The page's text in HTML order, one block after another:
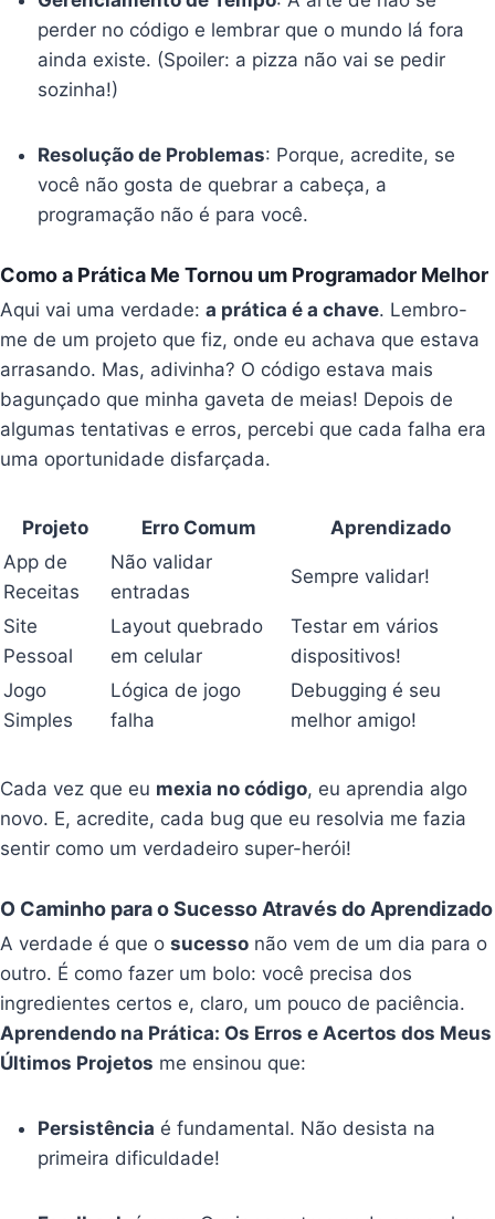
perder no código e lembrar que o mundo lá fora
ainda existe. (Spoiler: a pizza não vai se pedir
sozinha!)
Resolução de Problemas: Porque, acredite, se
você não gosta de quebrar a cabeça, a
programação não é para você.
Como a Prática Me Tornou um Programador Melhor
Aqui vai uma verdade:a prática é a chave. Lembro-
me de um projeto que fiz, onde eu achava que estava
arrasando. Mas, adivinha? O código estava mais
bagunçado que minha gaveta de meias! Depois de
algumas tentativas e erros, percebi que cada falha era
uma oportunidade disfarçada.
Projeto Erro Comum
Aprendizado
App de
Receitas
Não validar
entradas
Sempre validar!
Site
Pessoal
Layout quebrado
em celular
Testar em vários
dispositivos!
Jogo
Simples
Lógica de jogo
falha
Debugging é seu
melhor amigo!
Cada vez que eu mexia no código, eu aprendia algo
novo. E, acredite, cada bug que eu resolvia me fazia
sentir como um verdadeiro super-herói!
O Caminho para o Sucesso Através do Aprendizado
A verdade é que osucesso não vem de um dia para o
outro. É como fazer um bolo: você precisa dos
ingredientes certos e, claro, um pouco de paciência.
Aprendendo na Prática: Os Erros e Acertos dos Meus
Últimos Projetos me ensinou que:
Persistência é fundamental. Não desista na
primeira dificuldade!